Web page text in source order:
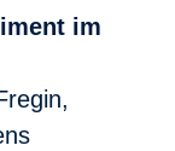
im